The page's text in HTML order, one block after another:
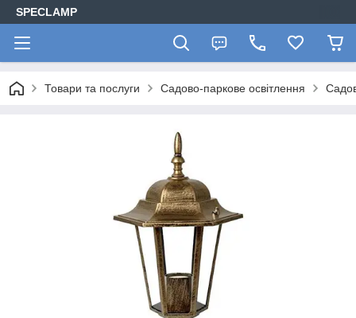
SPECLAMP
Товари та послуги Садово-паркове освітлення